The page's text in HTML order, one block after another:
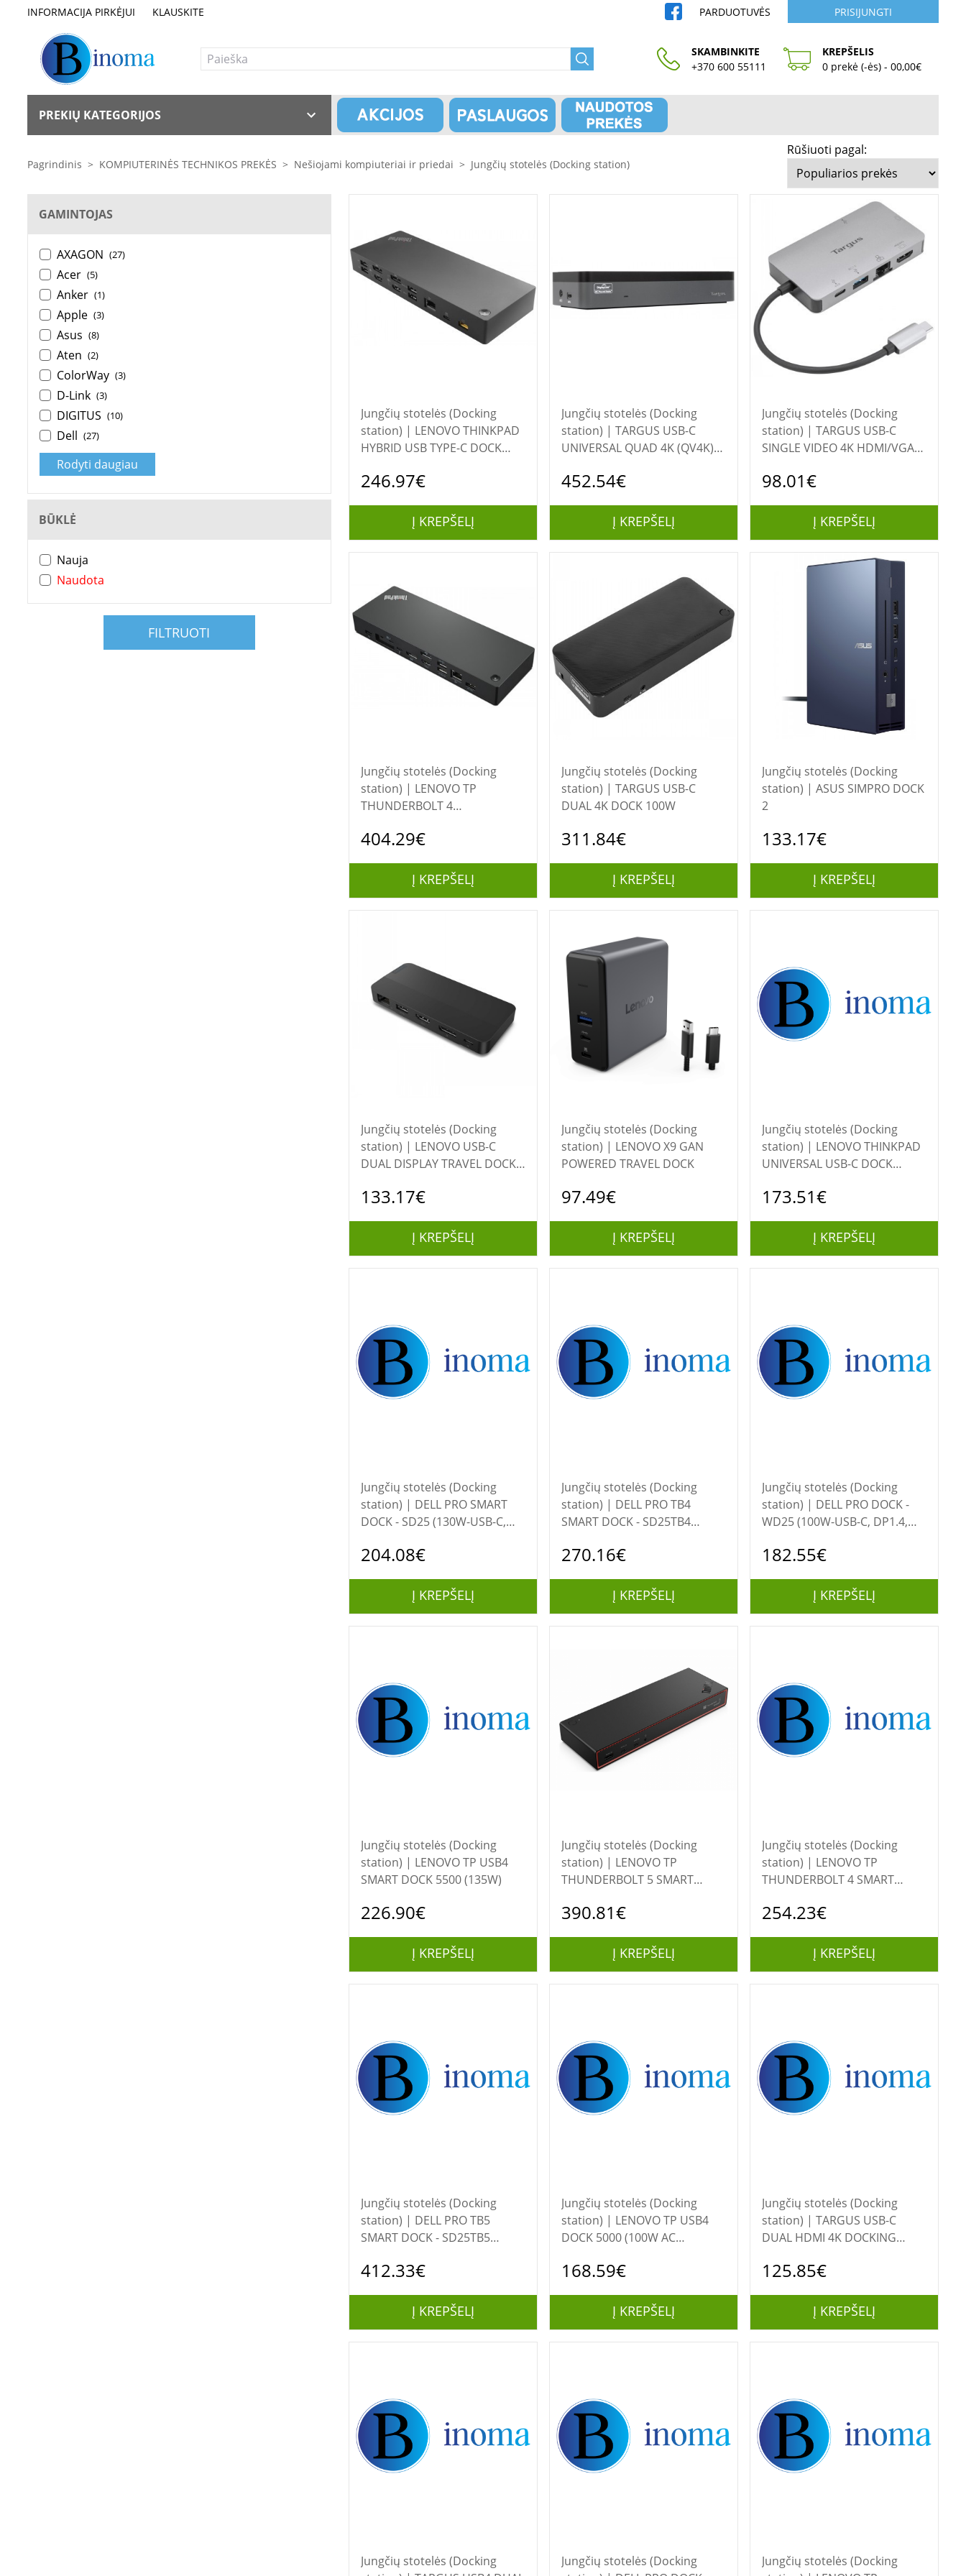
INFORMACIJA PIRKĖJUI KLAUSKITE PARDUOTUVĖS PRISIJUNGTI
SKAMBINKITE
+370 600 55111
KREPŠELIS
0 prekė (-ės) - 00,00€
PREKIŲ KATEGORIJOS
Pagrindinis > KOMPIUTERINĖS TECHNIKOS PREKĖS > Nešiojami kompiuteriai ir priedai > Jungčių stotelės (Docking station)
Rūšiuoti pagal:
GAMINTOJAS
AXAGON (27)
Acer (5)
Anker (1)
Apple (3)
Asus (8)
Aten (2)
ColorWay (3)
D-Link (3)
DIGITUS (10)
Dell (27)
Rodyti daugiau
BŪKLĖ
Nauja
Naudota
FILTRUOTI
Jungčių stotelės (Docking
station) | LENOVO THINKPAD
HYBRID USB TYPE-C DOCK
246.97€
Į KREPŠELĮ
Jungčių stotelės (Docking
station) | TARGUS USB-C
UNIVERSAL QUAD 4K (QV4K)
100W POWER DELIVERY
452.54€
Į KREPŠELĮ
Jungčių stotelės (Docking
station) | TARGUS USB-C
SINGLE VIDEO 4K HDMI/VGA
98.01€
Į KREPŠELĮ
Jungčių stotelės (Docking
station) | LENOVO TP
THUNDERBOLT 4
404.29€
Į KREPŠELĮ
Jungčių stotelės (Docking
station) | TARGUS USB-C
DUAL 4K DOCK 100W
311.84€
Į KREPŠELĮ
Jungčių stotelės (Docking
station) | ASUS SIMPRO DOCK
2
133.17€
Į KREPŠELĮ
Jungčių stotelės (Docking
station) | LENOVO USB-C
DUAL DISPLAY TRAVEL DOCK
133.17€
Į KREPŠELĮ
Jungčių stotelės (Docking
station) | LENOVO X9 GAN
POWERED TRAVEL DOCK
97.49€
Į KREPŠELĮ
Jungčių stotelės (Docking
station) | LENOVO THINKPAD
UNIVERSAL USB-C DOCK
173.51€
Į KREPŠELĮ
Jungčių stotelės (Docking
station) | DELL PRO SMART
DOCK - SD25 (130W-USB-C,
204.08€
Į KREPŠELĮ
Jungčių stotelės (Docking
station) | DELL PRO TB4
SMART DOCK - SD25TB4
HDMI2.1, RJ45)
270.16€
Į KREPŠELĮ
Jungčių stotelės (Docking
station) | DELL PRO DOCK -
WD25 (100W-USB-C, DP1.4,
182.55€
Į KREPŠELĮ
Jungčių stotelės (Docking
station) | LENOVO TP USB4
SMART DOCK 5500 (135W)
226.90€
Į KREPŠELĮ
Jungčių stotelės (Docking
station) | LENOVO TP
THUNDERBOLT 5 SMART
390.81€
Į KREPŠELĮ
Jungčių stotelės (Docking
station) | LENOVO TP
THUNDERBOLT 4 SMART
254.23€
Į KREPŠELĮ
Jungčių stotelės (Docking
station) | DELL PRO TB5
SMART DOCK - SD25TB5
HDMI 2.1, RJ45)
412.33€
Į KREPŠELĮ
Jungčių stotelės (Docking
station) | LENOVO TP USB4
DOCK 5000 (100W AC
168.59€
Į KREPŠELĮ
Jungčių stotelės (Docking
station) | TARGUS USB-C
DUAL HDMI 4K DOCKING
125.85€
Į KREPŠELĮ
Jungčių stotelės (Docking
Jungčių stotelės (Docking
Jungčių stotelės (Docking